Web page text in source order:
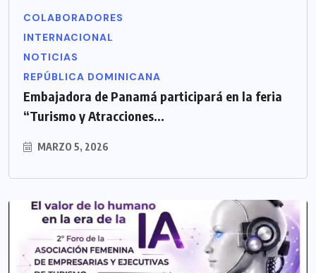
COLABORADORES
INTERNACIONAL
NOTICIAS
REPÚBLICA DOMINICANA
Embajadora de Panamá participará en la feria
“Turismo y Atracciones...
MARZO 5, 2026